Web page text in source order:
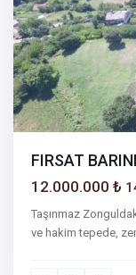
FIRSAT
12.000.000 ₺
Taşınmaz
ve hakim tepede,